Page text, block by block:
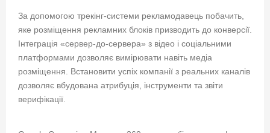
За допомогою трекінг-системи рекламодавець побачить,
яке розміщення рекламних блоків призводить до конверсії.
Інтеграція «сервер-до-сервера» з відео і соціальними
платформами дозволяє вимірювати навіть медіа
розміщення. Встановити успіх компанії з реальних каналів
дозволяє вбудована атрибуція, інструменти та звіти
верифікації.